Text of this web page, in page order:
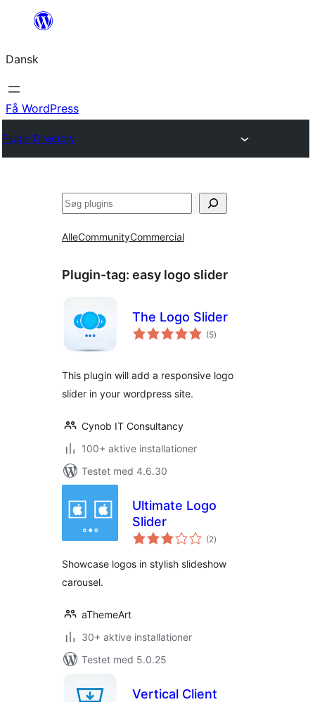
Spring
indhold
Dansk
Få WordPress
Plugin Directory
Søg
AlleCommunityCommercial
Plugin-tag: easy logo slider
The Logo Slider
(5totale
bedømmelser
)
This plugin will add a responsive logo
slider in your wordpress site.
Cynob IT Consultancy
100+ aktive installationer
Testet med 4.6.30
Ultimate Logo
Slider
(2totale
bedømmelser
)
Showcase logos in stylish slideshow
carousel.
aThemeArt
30+ aktive installationer
Testet med 5.0.25
Vertical Client